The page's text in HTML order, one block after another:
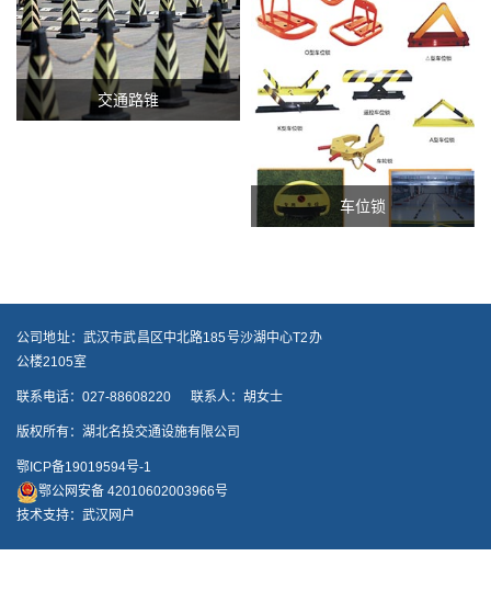
交通路锥
车位锁
公司地址：武汉市武昌区中北路185号沙湖中心T2办
公楼2105室
联系电话：027-88608220 联系人：胡女士
版权所有：湖北名投交通设施有限公司
鄂ICP备19019594号-1
鄂公网安备 42010602003966号
技术支持：武汉网户